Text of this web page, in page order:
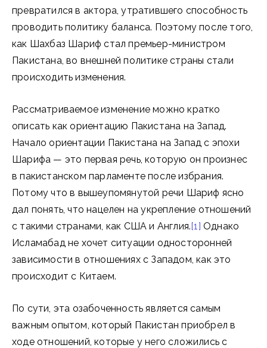
превратился в актора, утратившего способность
проводить политику баланса. Поэтому после того,
как Шахбаз Шариф стал премьер-министром
Пакистана, во внешней политике страны стали
происходить изменения.
Рассматриваемое изменение можно кратко
описать как ориентацию Пакистана на Запад.
Начало ориентации Пакистана на Запад с эпохи
Шарифа — это первая речь, которую он произнес
в пакистанском парламенте после избрания.
Потому что в вышеупомянутой речи Шариф ясно
дал понять, что нацелен на укрепление отношений
с такими странами, как США и Англия.[1] Однако
Исламабад не хочет ситуации односторонней
зависимости в отношениях с Западом, как это
происходит с Китаем.
По сути, эта озабоченность является самым
важным опытом, который Пакистан приобрел в
ходе отношений, которые у него сложились с